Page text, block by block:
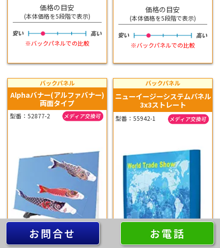
価格の目安
(本体価格を5段階で表示)
※バックパネルでの比較
価格の目安
(本体価格を5段階で表示)
※バックパネルでの比較
バックパネル
Alphaバナー(アルファバナー)
両面タイプ
型番：52877-2
バックパネル
ニューイージーシステムパネル
3x3ストレート
型番：55942-1
お問合せ お電話